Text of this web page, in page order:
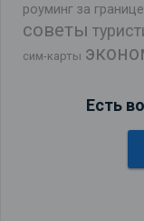
роуминг за
советы
сим-карты
Есть